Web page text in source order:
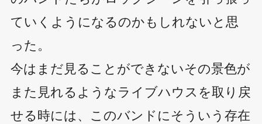
ていくようになるのかもしれないと思
った。
今はまだ見ることができないその景色が
また見れるようなライブハウスを取り戻
せる時には、このバンドにそういう存在